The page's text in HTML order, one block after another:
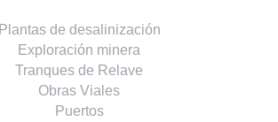
Plantas de desalinización
Exploración minera
Tranques de Relave
Obras Viales
Puertos